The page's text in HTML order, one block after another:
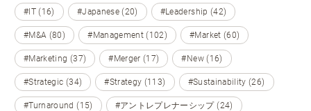
#IT (16) #Japanese (20) #Leadership (42)
#M&A (80) #Management (102) #Market (60)
#Marketing (37) #Merger (17) #New (16)
#Strategic (34) #Strategy (113) #Sustainability (26)
#Turnaround (15) #アントレプレナーシップ (24)